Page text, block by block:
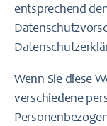
entsprechend
Wenn Sie diese
verschiedene